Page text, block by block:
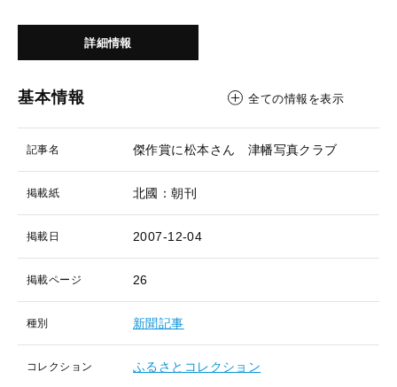
詳細情報
基本情報 全ての情報を表示
記事名 傑作賞に松本さん 津幡写真クラブ
掲載紙 北國：朝刊
掲載日 2007-12-04
掲載ページ 26
種別 新聞記事
コレクション ふるさとコレクション